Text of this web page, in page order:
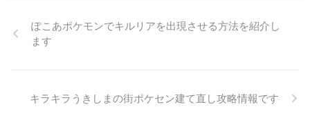
ぽこあポケモンでキルリアを出現させる方法を紹介し
ます
キラキラうきしまの街ポケセン建て直し攻略情報です